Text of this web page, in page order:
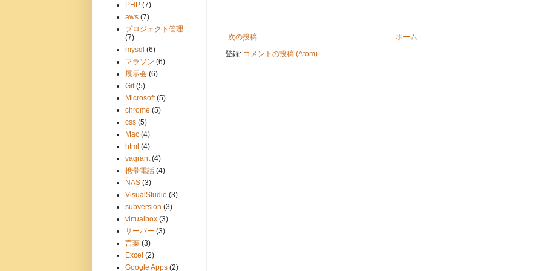
次の投稿
ホーム
登録: コメントの投稿 (Atom)
PHP (7)
aws (7)
プロジェクト管理
(7)
mysql (6)
マラソン (6)
展示会 (6)
Git (5)
Microsoft (5)
chrome (5)
css (5)
Mac (4)
html (4)
vagrant (4)
携帯電話 (4)
NAS (3)
VisualStudio (3)
subversion (3)
virtualbox (3)
サーバー (3)
言葉 (3)
Excel (2)
Google Apps (2)